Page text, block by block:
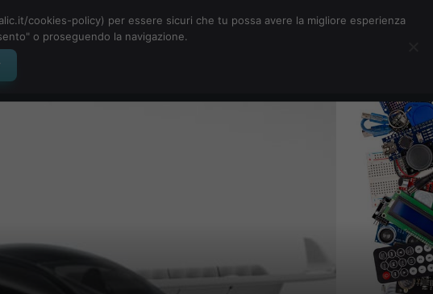
News
cookies-policy) per essere sicuri che tu possa avere la migliore esperienza
o proseguendo la navigazione.